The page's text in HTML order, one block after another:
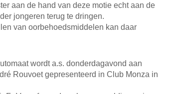
aan de hand van deze motie echt aan de
jongeren terug te dringen.
van oorbehoedsmiddelen kan daar
wordt a.s. donderdagavond aan
Rouvoet gepresenteerd in Club Monza in